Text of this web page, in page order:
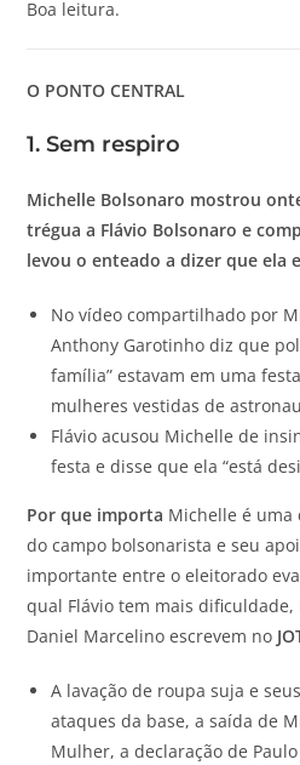
Boa leitura.
O PONTO CENTRAL
1. Sem respiro
Michelle Bolsonaro mostrou
trégua a Flávio Bolsonaro e
levou o enteado a dizer que ela
No vídeo compartilhado por
Anthony Garotinho diz que
família” estavam em uma
mulheres vestidas de
Flávio acusou Michelle de
festa e disse que ela “está
Por que importa Michelle é
do campo bolsonarista e seu
importante entre o eleitorado
qual Flávio tem mais
Daniel Marcelino escrevem no
A lavação de roupa suja e
ataques da base, a saída de
Mulher, a declaração de